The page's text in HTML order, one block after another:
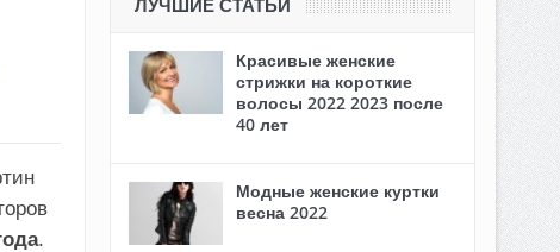
.
ЛУЧШИЕ СТАТЬИ
Красивые женские
стрижки на короткие
волосы 2022 2023 после
40 лет
Модные женские куртки
весна 2022